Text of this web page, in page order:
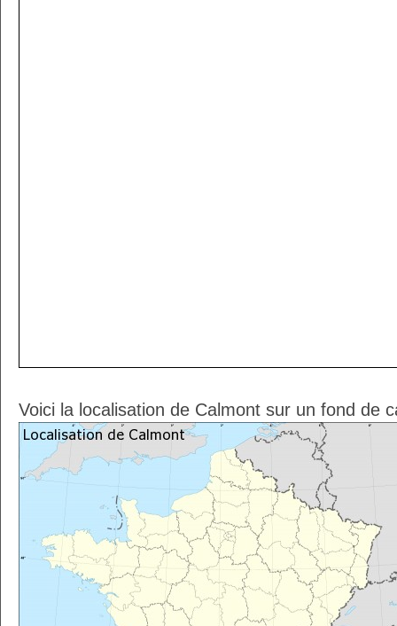
Voici la localisation de Calmont sur un fond de